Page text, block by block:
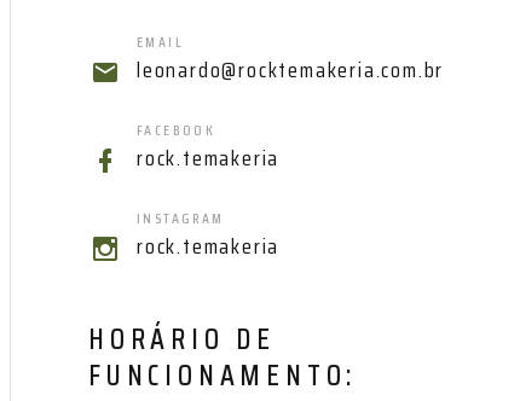
EMAIL
leonardo@rocktemakeria.com.br
FACEBOOK
rock.temakeria
INSTAGRAM
rock.temakeria
HORÁRIO DE
FUNCIONAMENTO: